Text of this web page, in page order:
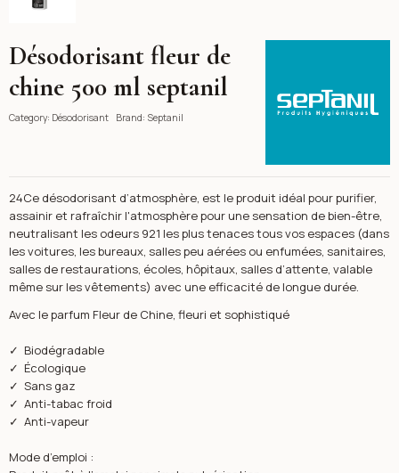
Désodorisant fleur de
chine 500 ml septanil
Category: Désodorisant Brand: Septanil
24Ce désodorisant d’atmosphère, est le produit idéal pour purifier,
assainir et rafraîchir l'atmosphère pour une sensation de bien-être,
neutralisant les odeurs 921 les plus tenaces tous vos espaces (dans
les voitures, les bureaux, salles peu aérées ou enfumées, sanitaires,
salles de restaurations, écoles, hôpitaux, salles d’attente, valable
même sur les vêtements) avec une efficacité de longue durée.
Avec le parfum Fleur de Chine, fleuri et sophistiqué
✓ Biodégradable
✓ Écologique
✓ Sans gaz
✓ Anti-tabac froid
✓ Anti-vapeur
Mode d’emploi :